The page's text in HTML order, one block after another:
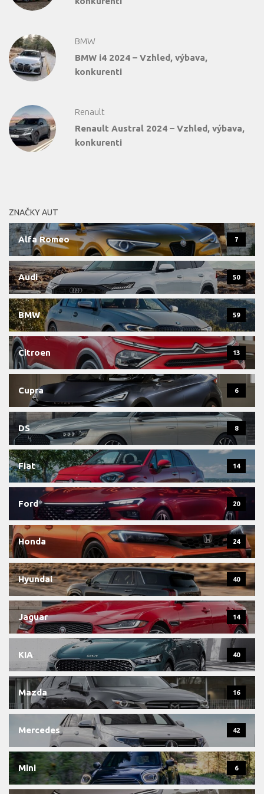
BMW
BMW i4 2024 – Vzhled, výbava,
konkurenti
Renault
Renault Austral 2024 – Vzhled, výbava,
konkurenti
ZNAČKY AUT
Alfa Romeo 7
Audi 50
BMW 59
Citroen 13
Cupra 6
DS 8
Fiat 14
Ford 20
Honda 24
Hyundai 40
Jaguar 14
KIA 40
Mazda 16
Mercedes 42
Mini 6